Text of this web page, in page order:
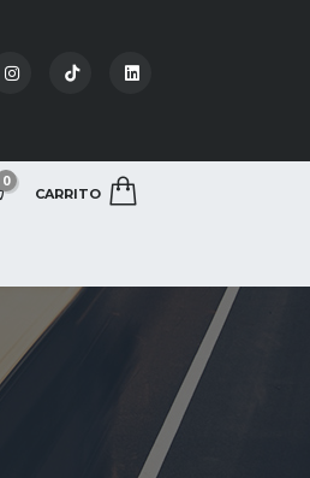
0
CARRITO